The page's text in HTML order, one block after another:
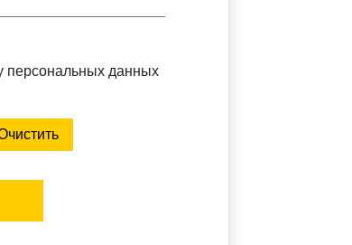
персональных данных